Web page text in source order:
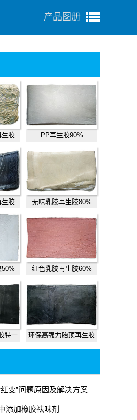
产品图册
胶 PP再生胶90%
胶 无味乳胶再生胶80%
红色乳胶再生胶60%
特一 环保高强力胎顶再生胶
变”问题原因及解决方案
添加橡胶祛味剂